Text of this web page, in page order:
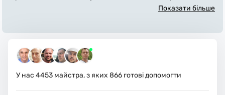
питання по «ремонт електричної плити». Ми зв'яжемося з
али. Виконавці стежать за чистотою та прибирають робоче
місце.
Показати більше
У нас 4453 майстра, з яких 866 готові допомогти